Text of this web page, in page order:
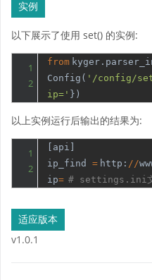
实例
以下展示了使用 set() 的实例:
1
2
from
Config( '/config/
ip=' })
以上实例运行后输出的结果为:
1
2
[api]
ip_find = http: / /
ip= # settings.ini文
适应版本
v1.0.1